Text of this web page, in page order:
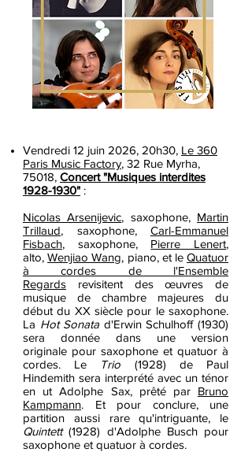
Vendredi 12 juin 2026, 20h30, Le 360
Paris Music Factory, 32 Rue Myrha,
75018, Concert "Musiques interdites
1928-1930" :
Nicolas Arsenijevic, saxophone, Martin
Trillaud, saxophone, Carl-Emmanuel
Fisbach, saxophone, Pierre Lenert,
alto,Wenjiao Wang, piano, et leQuatuor
à cordes de l'Ensemble
Regards revisitent des œuvres de
musique de chambre majeures du
début du XX siècle pour le saxophone.
La Hot Sonata d'Erwin Schulhoff (1930)
sera donnée dans une version
originale pour saxophone et quatuor à
cordes. Le Trio (1928) de Paul
Hindemith sera interprété avec un ténor
en ut Adolphe Sax, prêté par Bruno
Kampmann. Et pour conclure, une
partition aussi rare qu'intriguante, le
Quintett(1928) d'Adolphe Busch pour
saxophone et quatuor à cordes.